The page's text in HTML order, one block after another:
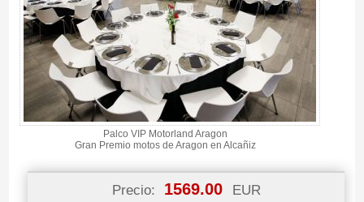
Palco VIP Motorland Aragon
Gran Premio motos de Aragon en Alcañiz
Precio: 1569.00 EUR